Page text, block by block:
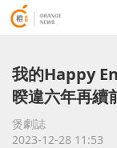
我的Happy
暌違六年再續
煲劇誌
2023-12-28 11:53